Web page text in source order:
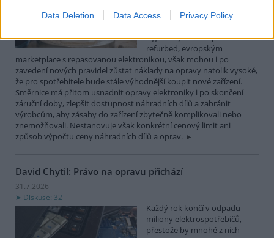
Data Deletion Data Access Privacy Policy
novou evropskou směrnici o
legislativy. Podle společnosti
refurbed, evropským
marketplace s repasovanou elektronikou, však mohou i po
zavedení nových pravidel zůstat náklady na opravy natolik vysoké,
že pro spotřebitele bude stále výhodnější koupit nové zařízení.
Směrnice má přitom usnadnit opravy elektroniky i po skončení
záruční doby, zlepšit dostupnost náhradních dílů a zabránit
výrobcům, aby zásahy do zařízení zbytečně komplikovali nebo
znemožňovali. Nestanovuje však konkrétní cenový limit ani
způsob výpočtu ceny náhradních dílů a oprav.
David Chytil: Právo na opravu přichází
31.7.2026
Diskuse: 32
Každý rok končí v odpadu
miliony elektrospotřebičů,
přestože by mnohé z nich